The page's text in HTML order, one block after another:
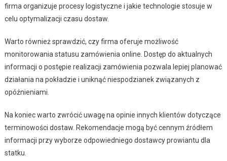
firma organizuje procesy logistyczne i jakie technologie stosuje w
celu optymalizacji czasu dostaw.
Warto również sprawdzić, czy firma oferuje możliwość
monitorowania statusu zamówienia online. Dostęp do aktualnych
informacji o postępie realizacji zamówienia pozwala lepiej planować
działania na pokładzie i uniknąć niespodzianek związanych z
opóźnieniami.
Na koniec warto zwrócić uwagę na opinie innych klientów dotyczące
terminowości dostaw. Rekomendacje mogą być cennym źródłem
informacji przy wyborze odpowiedniego dostawcy prowiantu dla
statku.